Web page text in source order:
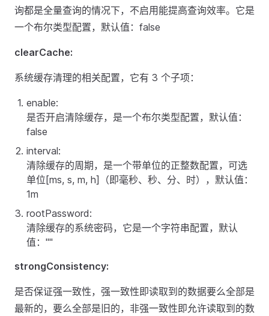
询都是全量查询的情况下，不启用能提高查询效率。它是
一个布尔类型配置，默认值：false
clearCache:
系统缓存清理的相关配置，它有 3 个子项：
enable:
是否开启清除缓存，是一个布尔类型配置，默认值：
false
interval:
清除缓存的周期，是一个带单位的正整数配置，可选
单位[ms, s, m, h]（即毫秒、秒、分、时），默认值：
1m
rootPassword:
清除缓存的系统密码，它是一个字符串配置，默认
值：""
strongConsistency:
是否保证强一致性，强一致性即读取到的数据要么全部是
最新的，要么全部是旧的，非强一致性即允许读取到的数